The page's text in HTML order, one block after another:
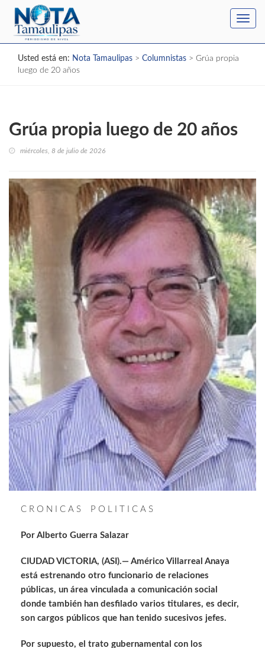
Usted está en: Nota Tamaulipas > Columnistas > Grúa propia
luego de 20 años
Grúa propia luego de 20 años
miércoles, 8 de julio de 2026
C R O N I C A S P O L I T I C A S
Por Alberto Guerra Salazar
CIUDAD VICTORIA, (ASI).— Américo Villarreal Anaya
está estrenando otro funcionario de relaciones
públicas, un área vinculada a comunicación social
donde también han desfilado varios titulares, es decir,
son cargos públicos que han tenido sucesivos jefes.
Por supuesto, el trato gubernamental con los